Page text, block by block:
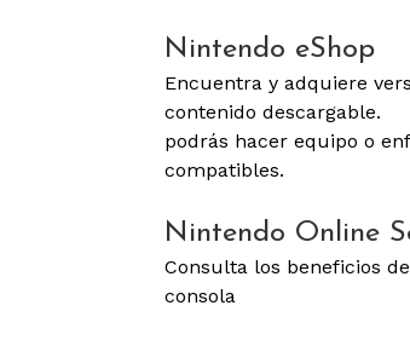
Nintendo eShop
Encuentra y adquiere
contenido descargable.
podrás hacer equipo o
compatibles.
Nintendo Online
Consulta los beneficios
consola